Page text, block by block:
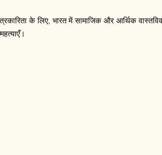
के लिए, भारत में सामाजिक और आर्थिक